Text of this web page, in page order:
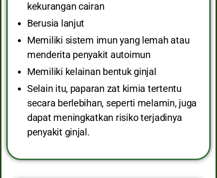
kekurangan cairan
Berusia lanjut
Memiliki sistem imun yang lemah atau
menderita penyakit autoimun
Memiliki kelainan bentuk ginjal
Selain itu, paparan zat kimia tertentu
secara berlebihan, seperti melamin, juga
dapat meningkatkan risiko terjadinya
penyakit ginjal.